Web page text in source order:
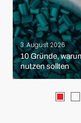
3. August 2026
10 Gründe,
nutzen sollten